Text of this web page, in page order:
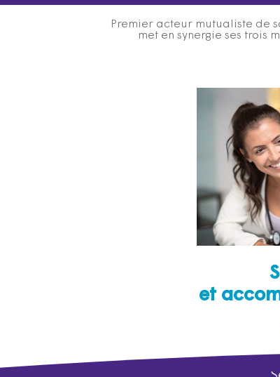
Premier acteur mutualiste de
met en synergie ses trois
et